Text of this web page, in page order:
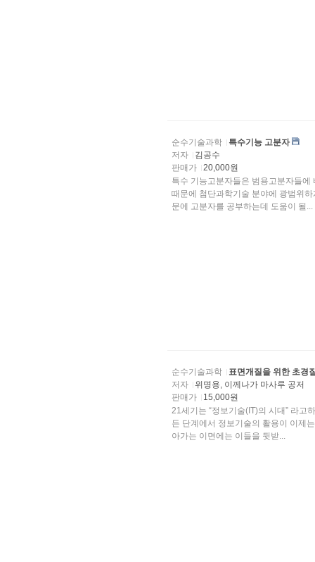
순수기술과학
특수기능 고분자
저자
김공수
판매가
20,000원
특수 기능고분자들은 범용고분자들
때문에 첨단과학기술 분야에 광범위하게 활용되고 있다. 이와 같이 특수 기능 고분자의 중요성 때
문에 고분자를 공부하는데 도움이 될...
순수기술과학
표면개질을 위한 초경
저자
위명용, 이께나가 마사루 공저
판매가
15,000원
21세기는 “정보기술(IT)의 시대” 라고하여, 각 산업계에서는 연구개발, 생산, 판매 등 기업활동의 모
든 단계에서 정보기술의 활용이 이제는 필수불가결한 것이 되었다. 산
아가는 이면에는 이들을 뒷받...